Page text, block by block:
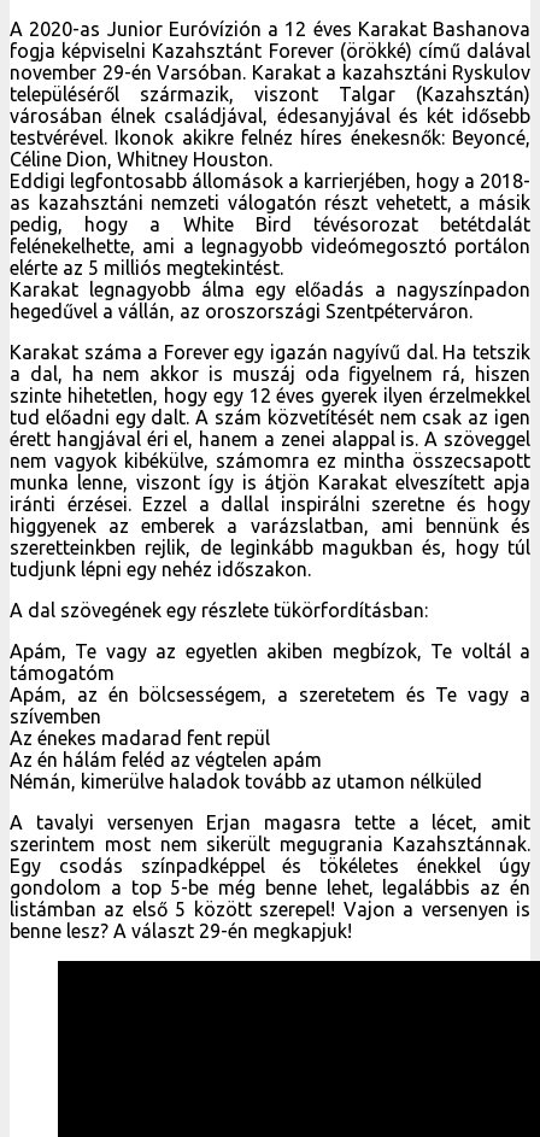
A 2020-as Junior Euróvízión a 12 éves Karakat Bashanova
fogja képviselni Kazahsztánt Forever (örökké) című dalával
november 29-én Varsóban. Karakat a kazahsztáni Ryskulov
településéről származik, viszont Talgar (Kazahsztán)
városában élnek családjával, édesanyjával és két idősebb
testvérével. Ikonok akikre felnéz híres énekesnők: Beyoncé,
Céline Dion, Whitney Houston.
Eddigi legfontosabb állomások a karrierjében, hogy a 2018-
as kazahsztáni nemzeti válogatón részt vehetett, a másik
pedig, hogy a White Bird tévésorozat betétdalát
felénekelhette, ami a legnagyobb videómegosztó portálon
elérte az 5 milliós megtekintést.
Karakat legnagyobb álma egy előadás a nagyszínpadon
hegedűvel a vállán, az oroszországi Szentpéterváron.
Karakat száma a Forever egy igazán nagyívű dal. Ha tetszik
a dal, ha nem akkor is muszáj oda figyelnem rá, hiszen
szinte hihetetlen, hogy egy 12 éves gyerek ilyen érzelmekkel
tud előadni egy dalt. A szám közvetítését nem csak az igen
érett hangjával éri el, hanem a zenei alappal is. A szöveggel
nem vagyok kibékülve, számomra ez mintha összecsapott
munka lenne, viszont így is átjön Karakat elveszített apja
iránti érzései. Ezzel a dallal inspirálni szeretne és hogy
higgyenek az emberek a varázslatban, ami bennünk és
szeretteinkben rejlik, de leginkább magukban és, hogy túl
tudjunk lépni egy nehéz időszakon.
A dal szövegének egy részlete tükörfordításban:
Apám, Te vagy az egyetlen akiben megbízok, Te voltál a
támogatóm
Apám, az én bölcsességem, a szeretetem és Te vagy a
szívemben
Az énekes madarad fent repül
Az én hálám feléd az végtelen apám
Némán, kimerülve haladok tovább az utamon nélküled
A tavalyi versenyen Erjan magasra tette a lécet, amit
szerintem most nem sikerült megugrania Kazahsztánnak.
Egy csodás színpadképpel és tökéletes énekkel úgy
gondolom a top 5-be még benne lehet, legalábbis az én
listámban az első 5 között szerepel! Vajon a versenyen is
benne lesz? A választ 29-én megkapjuk!